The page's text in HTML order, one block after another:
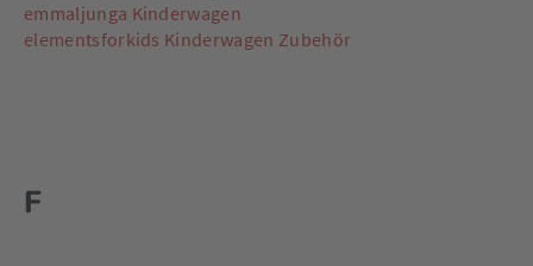
emmaljunga Kinderwagen
elementsforkids Kinderwagen Zubehör
F